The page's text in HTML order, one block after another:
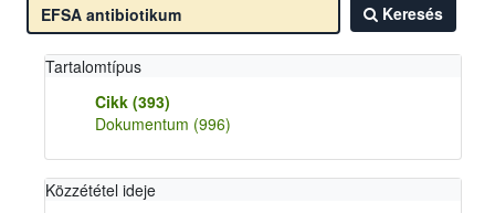
Keresés
Tartalomtípus
Cikk (393)
Dokumentum (996)
Közzététel ideje